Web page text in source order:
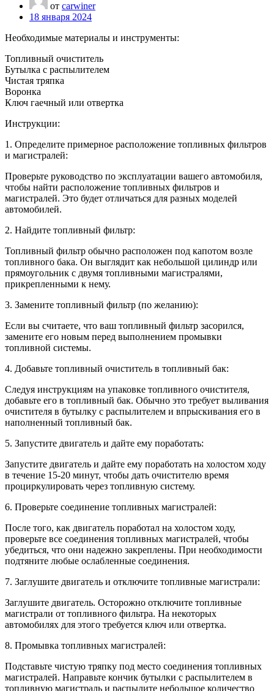
от carwiner
18 января 2024
Необходимые материалы и инструменты:
Топливный очиститель
Бутылка с распылителем
Чистая тряпка
Воронка
Ключ гаечный или отвертка
Инструкции:
1. Определите примерное расположение топливных фильтров
и магистралей:
Проверьте руководство по эксплуатации вашего автомобиля,
чтобы найти расположение топливных фильтров и
магистралей. Это будет отличаться для разных моделей
автомобилей.
2. Найдите топливный фильтр:
Топливный фильтр обычно расположен под капотом возле
топливного бака. Он выглядит как небольшой цилиндр или
прямоугольник с двумя топливными магистралями,
прикрепленными к нему.
3. Замените топливный фильтр (по желанию):
Если вы считаете, что ваш топливный фильтр засорился,
замените его новым перед выполнением промывки
топливной системы.
4. Добавьте топливный очиститель в топливный бак:
Следуя инструкциям на упаковке топливного очистителя,
добавьте его в топливный бак. Обычно это требует выливания
очистителя в бутылку с распылителем и впрыскивания его в
наполненный топливный бак.
5. Запустите двигатель и дайте ему поработать:
Запустите двигатель и дайте ему поработать на холостом ходу
в течение 15-20 минут, чтобы дать очистителю время
проциркулировать через топливную систему.
6. Проверьте соединение топливных магистралей:
После того, как двигатель поработал на холостом ходу,
проверьте все соединения топливных магистралей, чтобы
убедиться, что они надежно закреплены. При необходимости
подтяните любые ослабленные соединения.
7. Заглушите двигатель и отключите топливные магистрали:
Заглушите двигатель. Осторожно отключите топливные
магистрали от топливного фильтра. На некоторых
автомобилях для этого требуется ключ или отвертка.
8. Промывка топливных магистралей:
Подставьте чистую тряпку под место соединения топливных
магистралей. Направьте кончик бутылки с распылителем в
топливную магистраль и распылите небольшое количество